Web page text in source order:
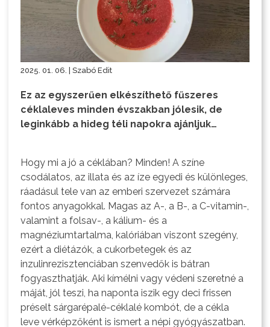
2025. 01. 06. | Szabó Edit
Ez az egyszerűen elkészíthető fűszeres
céklaleves minden évszakban jólesik, de
leginkább a hideg téli napokra ajánljuk…
Hogy mi a jó a céklában? Minden! A színe
csodálatos, az illata és az íze egyedi és különleges,
ráadásul tele van az emberi szervezet számára
fontos anyagokkal. Magas az A-, a B-, a C-vitamin-,
valamint a folsav-, a kálium- és a
magnéziumtartalma, kalóriában viszont szegény,
ezért a diétázók, a cukorbetegek és az
inzulinrezisztenciában szenvedők is bátran
fogyaszthatják. Aki kímélni vagy védeni szeretné a
máját, jól teszi, ha naponta iszik egy deci frissen
préselt sárgarépalé-céklalé kombót, de a cékla
leve vérképzőként is ismert a népi gyógyászatban.